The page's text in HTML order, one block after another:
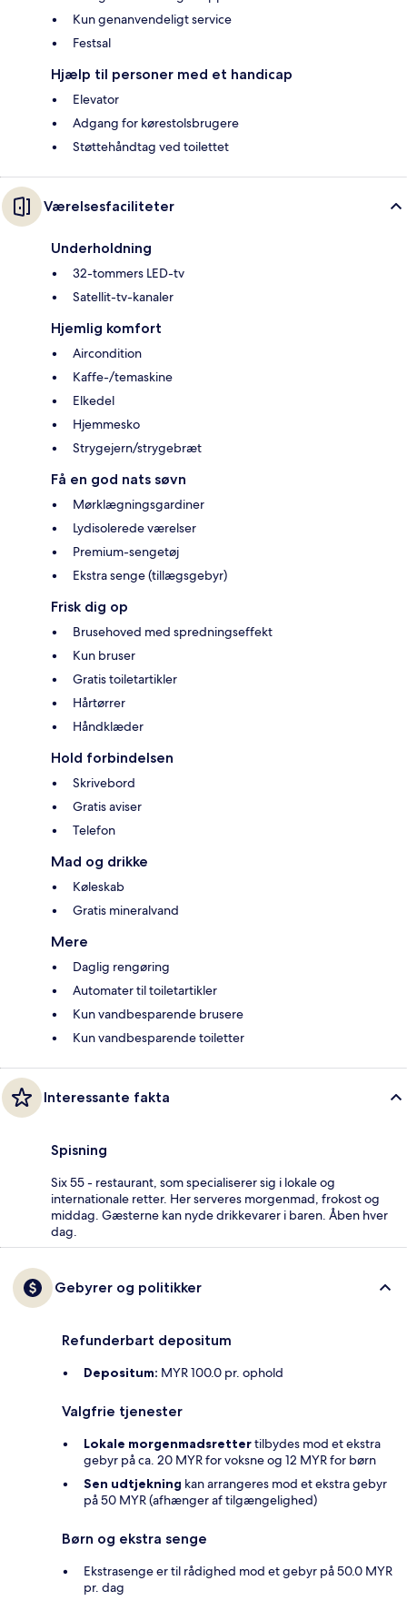
Kun genanvendeligt service
Festsal
Hjælp til personer med et handicap
Elevator
Adgang for kørestolsbrugere
Støttehåndtag ved toilettet
Værelsesfaciliteter
Underholdning
32-tommers LED-tv
Satellit-tv-kanaler
Hjemlig komfort
Aircondition
Kaffe-/temaskine
Elkedel
Hjemmesko
Strygejern/strygebræt
Få en god nats søvn
Mørklægningsgardiner
Lydisolerede værelser
Premium-sengetøj
Ekstra senge (tillægsgebyr)
Frisk dig op
Brusehoved med spredningseffekt
Kun bruser
Gratis toiletartikler
Hårtørrer
Håndklæder
Hold forbindelsen
Skrivebord
Gratis aviser
Telefon
Mad og drikke
Køleskab
Gratis mineralvand
Mere
Daglig rengøring
Automater til toiletartikler
Kun vandbesparende brusere
Kun vandbesparende toiletter
Interessante fakta
Spisning
Six 55 - restaurant, som specialiserer sig i lokale og
internationale retter. Her serveres morgenmad, frokost og
middag. Gæsterne kan nyde drikkevarer i baren. Åben hver
dag.
Gebyrer og politikker
Refunderbart depositum
Depositum: MYR 100.0 pr. ophold
Valgfrie tjenester
Lokale morgenmadsrettertilbydes mod et ekstra
gebyr på ca. 20 MYR for voksne og 12 MYR for børn
Sen udtjekning kan arrangeres mod et ekstra gebyr
på 50 MYR (afhænger af tilgængelighed)
Børn og ekstra senge
Ekstrasenge er til rådighed mod et gebyr på 50.0 MYR
pr. dag